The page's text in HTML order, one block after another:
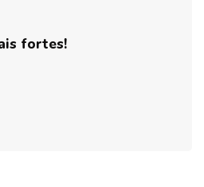
fortes!